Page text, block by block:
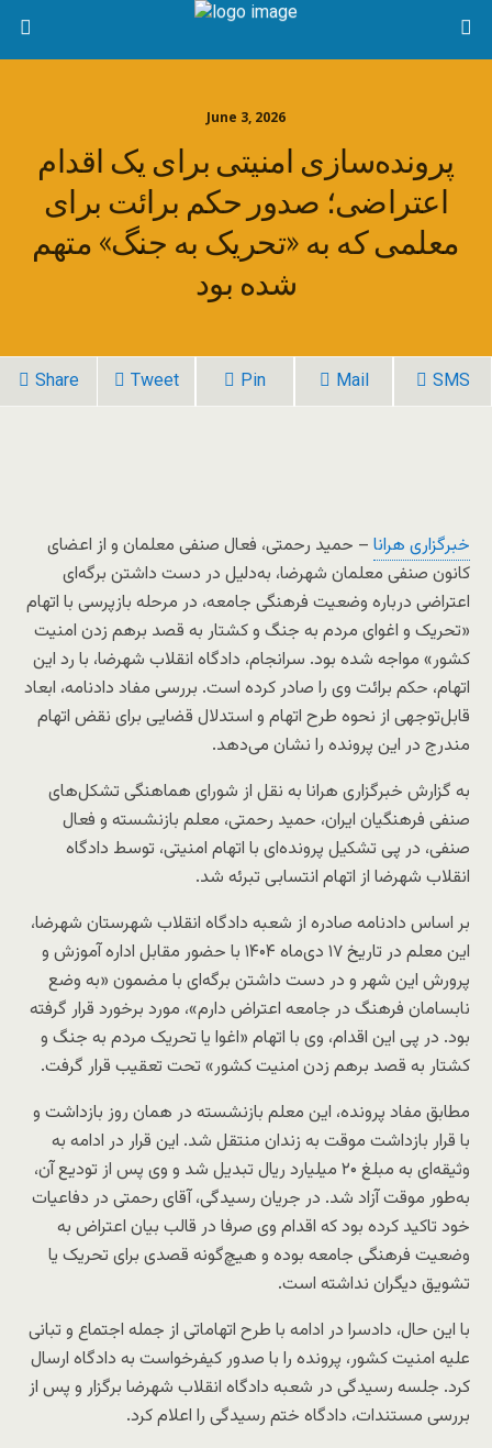
June 3, 2026
پرونده‌سازی امنیتی برای یک اقدام
اعتراضی؛ صدور حکم برائت برای
معلمی که به «تحریک به جنگ» متهم
شده بود
Share Tweet Pin Mail SMS
خبرگزاری هرانا – حمید رحمتی، فعال صنفی معلمان و از اعضای
کانون صنفی معلمان شهرضا، به‌دلیل در دست داشتن برگه‌ای
اعتراضی درباره وضعیت فرهنگی جامعه، در مرحله بازپرسی با اتهام
«تحریک و اغوای مردم به جنگ و کشتار به قصد برهم زدن امنیت
کشور» مواجه شده بود. سرانجام، دادگاه انقلاب شهرضا، با رد این
اتهام، حکم برائت وی را صادر کرده است. بررسی مفاد دادنامه، ابعاد
قابل‌توجهی از نحوه طرح اتهام و استدلال قضایی برای نقض اتهام
مندرج در این پرونده را نشان می‌دهد.
به گزارش خبرگزاری هرانا به نقل از شورای هماهنگی تشکل‌های
صنفی فرهنگیان ایران، حمید رحمتی، معلم بازنشسته و فعال
صنفی، در پی تشکیل پرونده‌ای با اتهام امنیتی، توسط دادگاه
انقلاب شهرضا از اتهام انتسابی تبرئه شد.
بر اساس دادنامه صادره از شعبه دادگاه انقلاب شهرستان شهرضا،
این معلم در تاریخ ۱۷ دی‌ماه ۱۴۰۴ با حضور مقابل اداره آموزش و
پرورش این شهر و در دست داشتن برگه‌ای با مضمون «به وضع
نابسامان فرهنگ در جامعه اعتراض دارم»، مورد برخورد قرار گرفته
بود. در پی این اقدام، وی با اتهام «اغوا یا تحریک مردم به جنگ و
کشتار به قصد برهم زدن امنیت کشور» تحت تعقیب قرار گرفت.
مطابق مفاد پرونده، این معلم بازنشسته در همان روز بازداشت و
با قرار بازداشت موقت به زندان منتقل شد. این قرار در ادامه به
وثیقه‌ای به مبلغ ۲۰ میلیارد ریال تبدیل شد و وی پس از تودیع آن،
به‌طور موقت آزاد شد. در جریان رسیدگی، آقای رحمتی در دفاعیات
خود تاکید کرده بود که اقدام وی صرفا در قالب بیان اعتراض به
وضعیت فرهنگی جامعه بوده و هیچ‌گونه قصدی برای تحریک یا
تشویق دیگران نداشته است.
با این حال، دادسرا در ادامه با طرح اتهاماتی از جمله اجتماع و تبانی
علیه امنیت کشور، پرونده را با صدور کیفرخواست به دادگاه ارسال
کرد. جلسه رسیدگی در شعبه دادگاه انقلاب شهرضا برگزار و پس از
بررسی مستندات، دادگاه ختم رسیدگی را اعلام کرد.